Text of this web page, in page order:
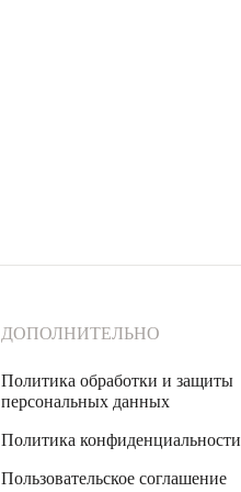
ДОПОЛНИТЕЛЬНО
Политика обработки и защиты
персональных данных
Политика конфиденциальности
Пользовательское соглашение